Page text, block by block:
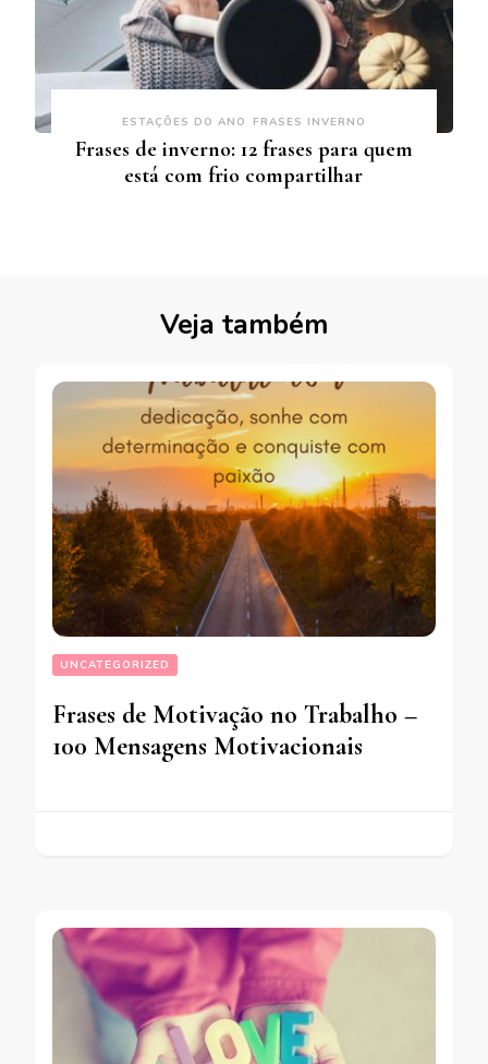
ESTAÇÕES DO ANO FRASES INVERNO
Frases de inverno: 12 frases para quem
está com frio compartilhar
Veja também
UNCATEGORIZED
Frases de Motivação no Trabalho –
100 Mensagens Motivacionais